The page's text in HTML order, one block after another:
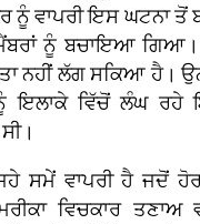
ਨੂੰ ਵਾਪਰੀ ਇਸ ਘਟਨਾ ਤੋਂ
ਨੂੰ ਬਚਾਇਆ
ਨਹੀਂ ਲੱਗ ਸਕਿਆ ਹੈ।
ਇਲਾਕੇ ਵਿੱਚੋਂ ਲੰਘ ਰਹੇ
ਸਮੇਂ ਵਾਪਰੀ ਹੈ ਜਦੋਂ
ਵਿਚਕਾਰ ਤਣਾਅ